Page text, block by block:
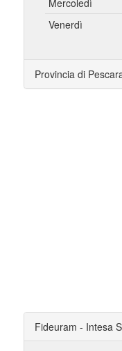
Mercoledì
Venerdì
Provincia di
Fideuram - Intesa